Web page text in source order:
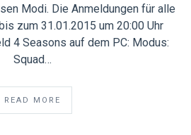
Modi. Die Anmeldungen für alle
zum 31.01.2015 um 20:00 Uhr
4 Seasons auf dem PC: Modus:
Squad…
READ MORE